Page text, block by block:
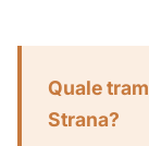
Quale
Strana?